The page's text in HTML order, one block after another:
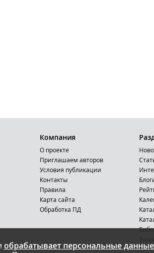
обрабатывает персональные данные
Компания
О проекте
Приглашаем авторов
Условия публикации
Контакты
Правила
Карта сайта
Обработка ПД